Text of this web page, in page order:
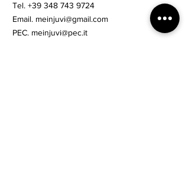
Tel. +39 348 743 9724
Email. meinjuvi@gmail.com
PEC. meinjuvi@pec.it